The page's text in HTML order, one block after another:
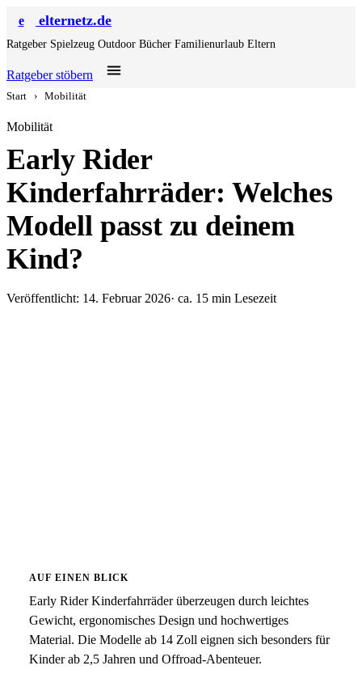
e elternetz.de
Ratgeber Spielzeug Outdoor Bücher Familienurlaub Eltern
Ratgeber stöbern
Start › Mobilität
Mobilität
Early Rider
Kinderfahrräder: Welches
Modell passt zu deinem
Kind?
Veröffentlicht: 14. Februar 2026· ca. 15 min Lesezeit
AUF EINEN BLICK
Early Rider Kinderfahrräder überzeugen durch leichtes
Gewicht, ergonomisches Design und hochwertiges
Material. Die Modelle ab 14 Zoll eignen sich besonders für
Kinder ab 2,5 Jahren und Offroad-Abenteuer.